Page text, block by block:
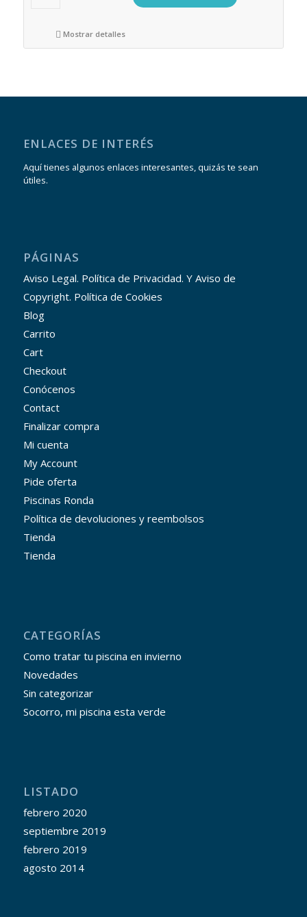
Mostrar detalles
ENLACES DE INTERÉS
Aquí tienes algunos enlaces interesantes, quizás te sean
útiles.
PÁGINAS
Aviso Legal. Política de Privacidad. Y Aviso de
Copyright. Política de Cookies
Blog
Carrito
Cart
Checkout
Conócenos
Contact
Finalizar compra
Mi cuenta
My Account
Pide oferta
Piscinas Ronda
Política de devoluciones y reembolsos
Tienda
Tienda
CATEGORÍAS
Como tratar tu piscina en invierno
Novedades
Sin categorizar
Socorro, mi piscina esta verde
LISTADO
febrero 2020
septiembre 2019
febrero 2019
agosto 2014